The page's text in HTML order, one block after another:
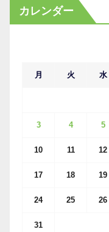
カ
イ
カレンダー
月 火 水
3 4 5
10 11 12
17 18 19
24 25 26
31